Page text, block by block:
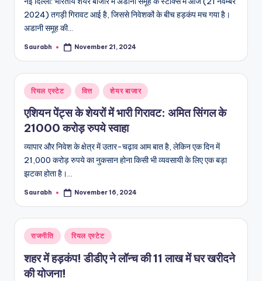
2024) तगड़ी गिरावट आई है, जिससे निवेशकों के बीच हड़कंप मच गया है।
अडानी समूह की…
Posted
Saurabh November 21, 2024
Posted
in
रियल एस्टेट वित्त शेयर बाजार
एशियन पेंट्स के शेयरों में भारी गिरावट: अमित सिंगल के
21000 करोड़ रुपये स्वाहा
व्यापार और निवेश के क्षेत्र में उतार-चढ़ाव आम बात है, लेकिन एक दिन में
21,000 करोड़ रुपये का नुकसान होना किसी भी व्यवसायी के लिए एक बड़ा
झटका होता है।…
Posted
Saurabh November 16, 2024
Posted
राजनीति रियल एस्टेट
शहर में हड़कंप! डीडीए ने लॉन्च की 11 लाख में घर खरीदने
की योजना!